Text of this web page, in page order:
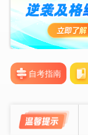
自考指南